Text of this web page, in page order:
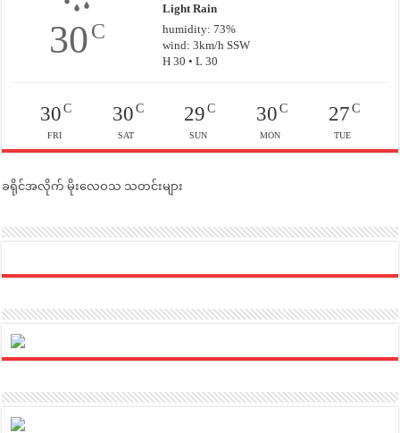
30C
Light Rain
humidity: 73%
wind: 3km/h SSW
H 30 • L 30
30C
FRI
30C
SAT
29 C
SUN
30C
MON
27C
TUE
ခရိုင်အလိုက် မိုးလေဝသ သတင်းများ